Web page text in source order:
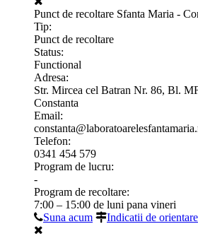
Punct de recoltare Sfanta Maria -
Tip:
Punct de recoltare
Status:
Functional
Adresa:
Str. Mircea cel Batran Nr. 86, Bl.
Constanta
Email:
Telefon:
0341 454 579
Program de lucru:
-
Program de recoltare:
7:00 – 15:00 de luni pana vineri
Suna acum
Indicatii de orientare